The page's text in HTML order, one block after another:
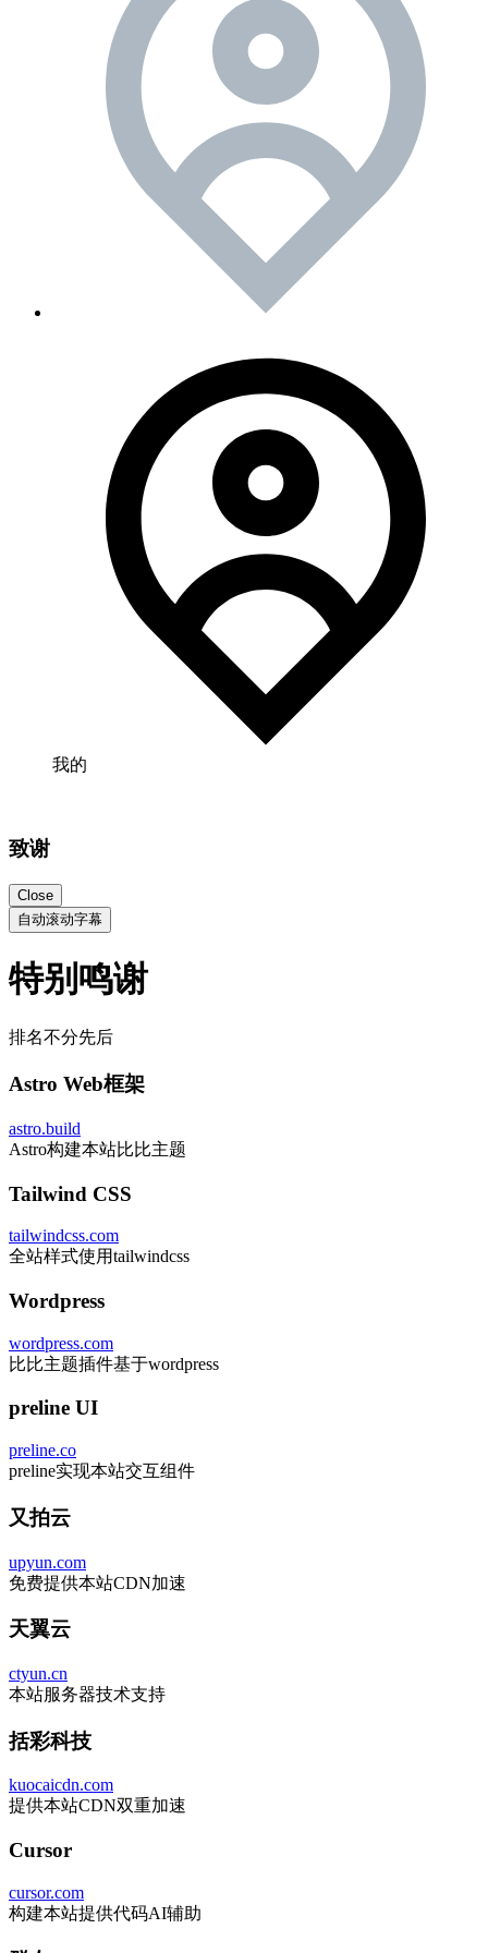
我的
致谢
Close
自动滚动字幕
特别鸣谢
排名不分先后
Astro Web框架
astro.build
Astro构建本站比比主题
Tailwind CSS
tailwindcss.com
全站样式使用tailwindcss
Wordpress
wordpress.com
比比主题插件基于wordpress
preline UI
preline.co
preline实现本站交互组件
又拍云
upyun.com
免费提供本站CDN加速
天翼云
ctyun.cn
本站服务器技术支持
括彩科技
kuocaicdn.com
提供本站CDN双重加速
Cursor
cursor.com
构建本站提供代码AI辅助